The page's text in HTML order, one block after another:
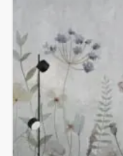
više
varijanti.
Opcije
se
mogu
odabrati
na
stranici
proizvoda